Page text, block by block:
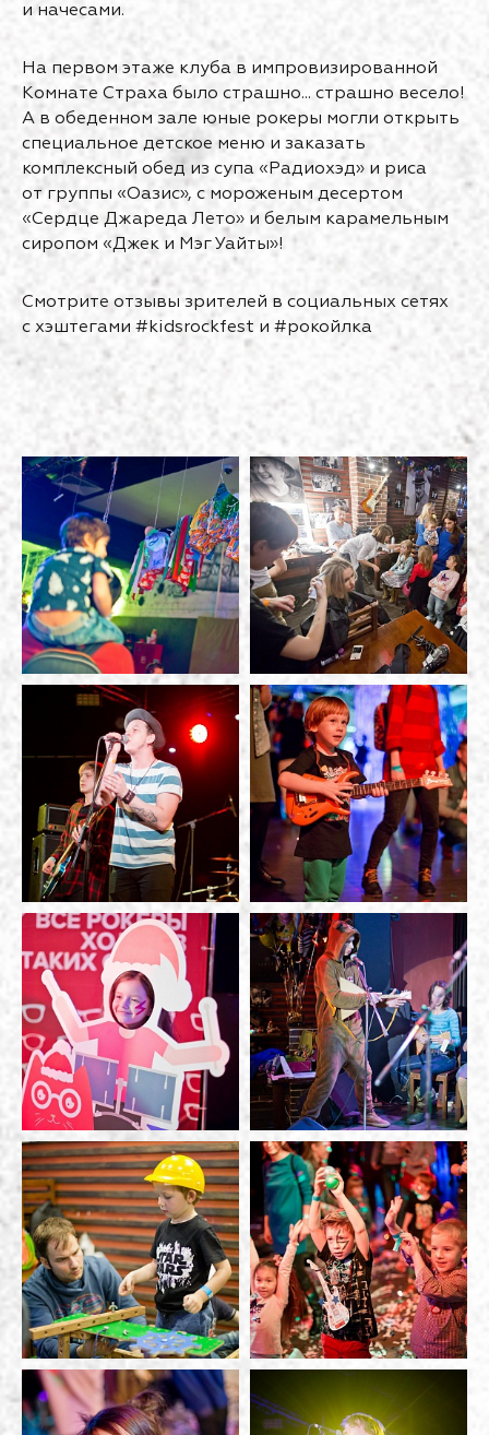
и начесами.
На первом этаже клуба в импровизированной
Комнате Страха было страшно... страшно весело!
А в обеденном зале юные рокеры могли открыть
специальное детское меню и заказать
комплексный обед из супа «Радиохэд» и риса
от группы «Оазис», с мороженым десертом
«Сердце Джареда Лето» и белым карамельным
сиропом «Джек и Мэг Уайты»!
Смотрите отзывы зрителей в социальных сетях
с хэштегами #kidsrockfest и #рокойлка